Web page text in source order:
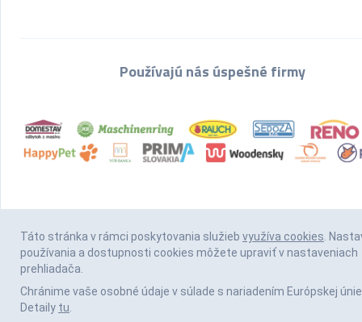
Používajú nás úspešné firmy
Táto stránka v rámci poskytovania služieb využíva cookies.
používania a dostupnosti cookies môžete upraviť v nastaveniach
prehliadača.
Chránime vaše osobné údaje v súlade s nariadením Európskej únie
Detaily tu.